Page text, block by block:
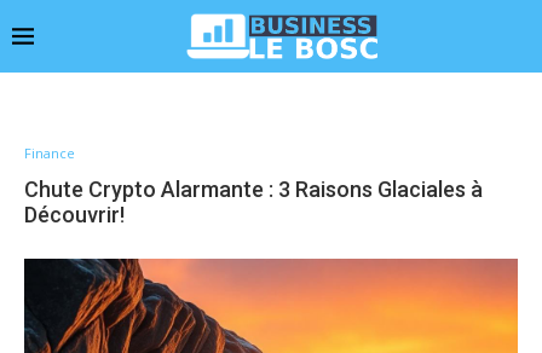
Finance
Chute Crypto Alarmante : 3 Raisons Glaciales à
Découvrir!